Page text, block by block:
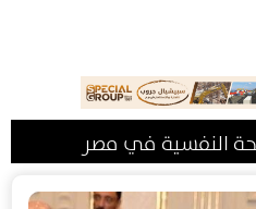
النفسية في مصر